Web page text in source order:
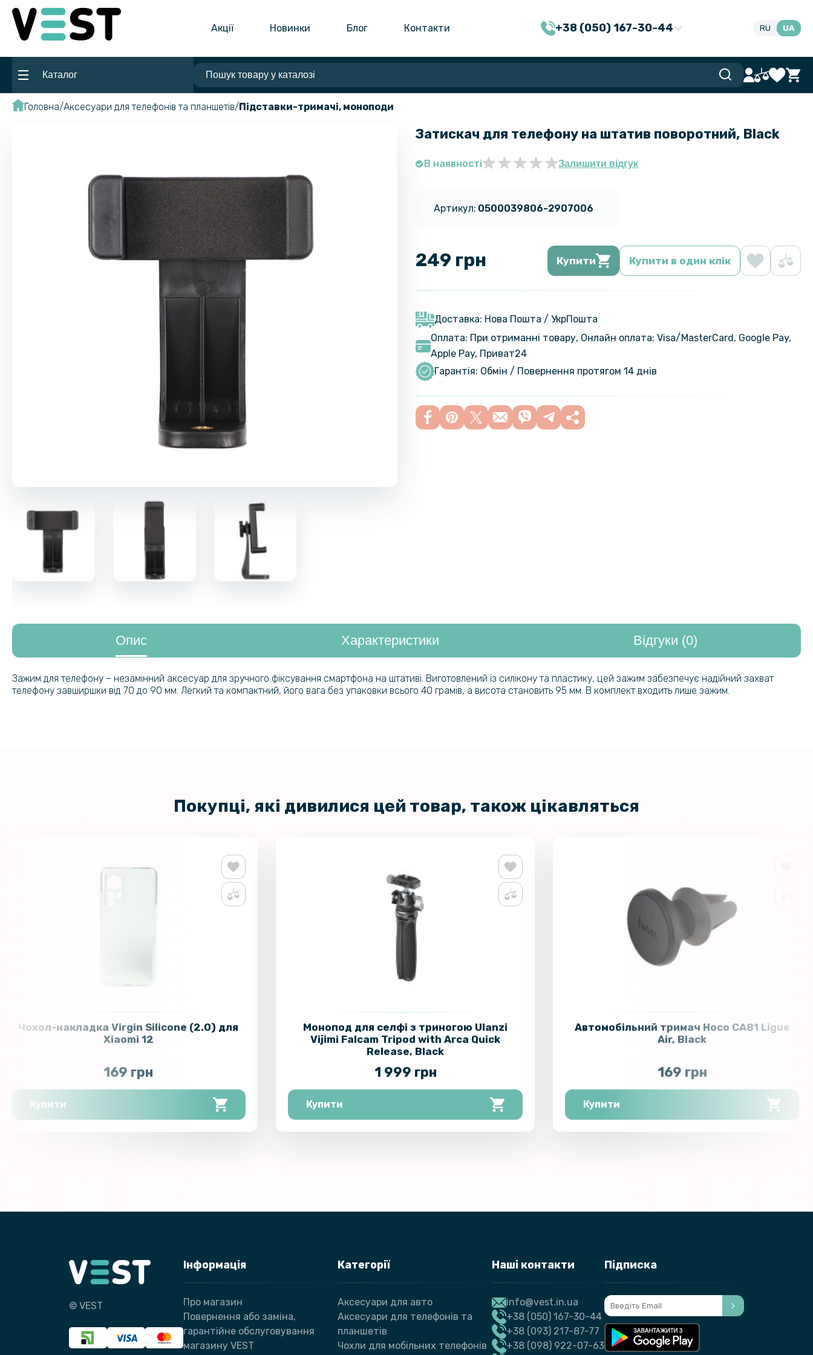
Акції Новинки Блог Контакти +38 (050) 167-30-44 RU UA
Каталог
Головна Аксесуари для телефонів та планшетів Підставки-тримачі, моноподи
Затискач для телефону на штатив поворотний, Black
В наявності Залишити відгук
Артикул: 0500039806-2907006
249 грн Купити Купити в один клік
Доставка: Нова Пошта / УкрПошта
Оплата: При отриманні товару, Онлайн оплата: Visa/MasterСard, Google Pay,
Apple Pay, Приват24
Гарантія: Обмін / Повернення протягом 14 днів
Опис Характеристики Відгуки (0)
Зажим для телефону – незамінний аксесуар для зручного фіксування смартфона на штативі. Виготовлений із силікону та пластику, цей зажим забезпечує надійний захват
телефону завширшки від 70 до 90 мм. Легкий та компактний, його вага без упаковки всього 40 грамів, а висота становить 95 мм. В комплект входить лише зажим.
Покупці, які дивилися цей товар, також цікавляться
Чохол-накладка Virgin Silicone (2.0) для
Xiaomi 12
169 грн
Купити
Монопод для селфі з триногою Ulanzi
Vijimi Falcam Tripod with Arca Quick
Release, Black
1 999 грн
Купити
Автомобільний тримач Hoco CA81 Ligue
Air, Black
169 грн
Купити
© VEST
Інформація
Про магазин
Повернення або заміна,
гарантійне обслуговування
магазину VEST
Категорії
Аксесуари для авто
Аксесуари для телефонів та
планшетів
Чохли для мобільних телефонів
Наші контакти
info@vest.in.ua
+38 (050) 167-30-44
+38 (093) 217-87-77
+38 (098) 922-07-63
Підписка